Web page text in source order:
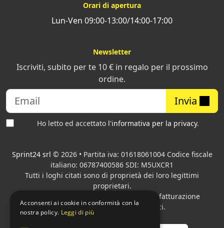
Orari di apertura
Lun-Ven 09:00-13:00/14:00-17:00
Newsletter
Iscriviti, subito per te 10 € in regalo per il prossimo
ordine.
Invia
Ho letto ed accettato l'informativa per la privacy.
Sprint24 srl © 2026 • Partita iva: 01618061004 Codice fiscale
italiano: 06787400586 SDI: M5UXCR1
Tutti i loghi citati sono di proprietà dei loro legittimi
proprietari.
adibita alla fatturazione
elettronica per gli Enti pubblici.
Acconsenti ai cookie in conformità con la
nostra policy. Leggi di più